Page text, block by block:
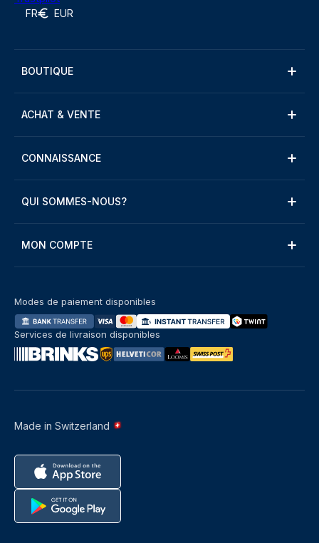
FR EUR
BOUTIQUE
ACHAT & VENTE
CONNAISSANCE
QUI SOMMES-NOUS?
MON COMPTE
Made in Switzerland
Modes de paiement disponibles
Services de livraison disponibles